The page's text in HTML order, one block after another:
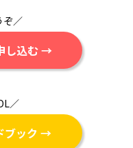
ぞ／
し込む →
／
ブック →